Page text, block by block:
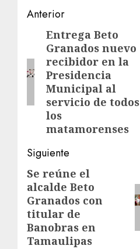
Post
navigation
Anterior
Entrada
anterior:
Entrega Beto
Granados nuevo
recibidor en la
Presidencia
Municipal al
servicio de todos
los
matamorenses
Siguiente
Siguiente
entrada:
Se reúne el
alcalde Beto
Granados con
titular de
Banobras en
Tamaulipas